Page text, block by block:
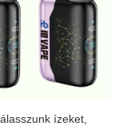
ízeket,